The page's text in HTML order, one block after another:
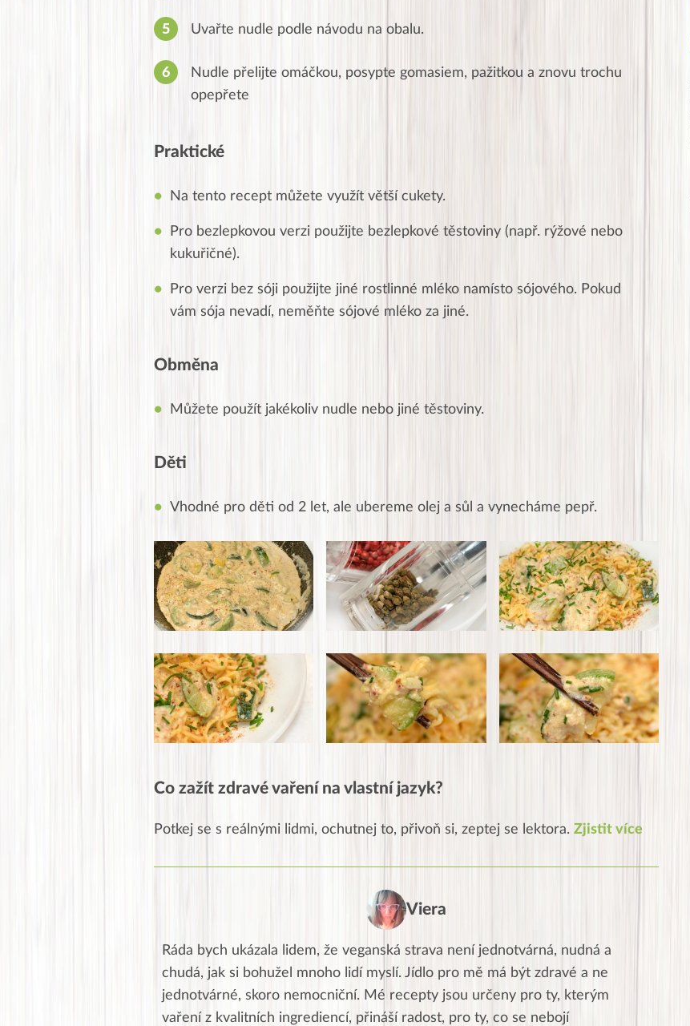
Uvařte nudle podle návodu na obalu.
Nudle přelijte omáčkou, posypte gomasiem, pažitkou a znovu trochu
opepřete
Praktické
Na tento recept můžete využít větší cukety.
Pro bezlepkovou verzi použijte bezlepkové těstoviny (např. rýžové nebo
kukuřičné).
Pro verzi bez sóji použijte jiné rostlinné mléko namísto sójového. Pokud
vám sója nevadí, neměňte sójové mléko za jiné.
Obměna
Můžete použít jakékoliv nudle nebo jiné těstoviny.
Děti
Vhodné pro děti od 2 let, ale ubereme olej a sůl a vynecháme pepř.
Co zažít zdravé vaření na vlastní jazyk?
Potkej se s reálnými lidmi, ochutnej to, přivoň si, zeptej se lektora. Zjistit více
Viera
Ráda bych ukázala lidem, že veganská strava není jednotvárná, nudná a
chudá, jak si bohužel mnoho lidí myslí. Jídlo pro mě má být zdravé a ne
jednotvárné, skoro nemocniční. Mé recepty jsou určeny pro ty, kterým
vaření z kvalitních ingrediencí, přináší radost, pro ty, co se nebojí